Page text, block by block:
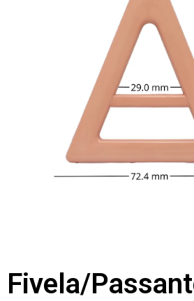
Fivela/